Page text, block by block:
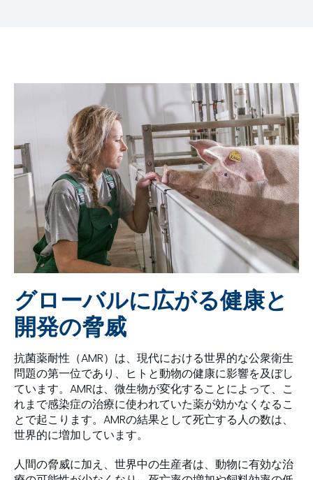
グローバルに広がる健康と
開発の脅威
抗菌薬耐性（AMR）は、現代における世界的な公衆衛生
問題の第一位であり、ヒトと動物の健康に影響を及ぼし
ています。AMRは、微生物が変化することによって、こ
れまで感染症の治療に使われていた薬が効かなくなるこ
とで起こります。AMRの結果として死亡する人の数は、
世界的に増加しています。
人間の脅威に加え、世界中の生産者は、動物に有効な治